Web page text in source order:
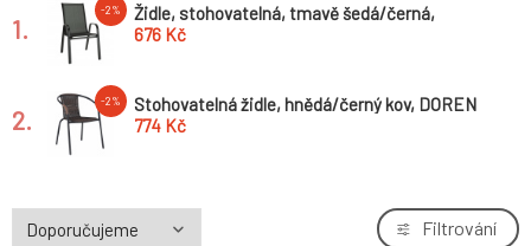
1.
-2%
Židle, stohovatelná, tmavě šedá/černá,
ALDERA
676 Kč
2.
-2%
Stohovatelná židle, hnědá/černý kov, DOREN
774 Kč
Filtrování